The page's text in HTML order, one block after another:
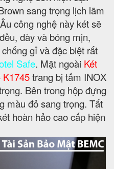
sang trọng lịch lãm
công nghệ này két sẽ
dày và bóng mịn,
chống gỉ và đặc biệt rất
Safe. Mặt ngoài Két
K1745trang bị tấm INOX
Bên trong hộp đựng
màu đỏ sang trọng. Tất
hoàn hảo cao cấp hiện